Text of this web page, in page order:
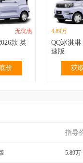
无优惠
款 英
价
4.89万
QQ冰淇淋
速版
获
草
3.69万
155km 圣
指导
5.89万